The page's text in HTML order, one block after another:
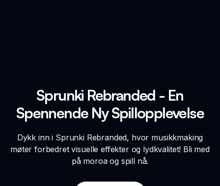
Sprunki Rebranded - En
Spennende Ny Spillopplevelse
Dykk inn i Sprunki Rebranded, hvor musikkmaking
møter forbedret visuelle effekter og lydkvalitet! Bli med
på moroa og spill nå.